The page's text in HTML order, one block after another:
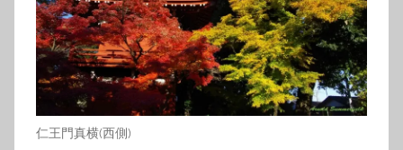
仁王門真横(西側)